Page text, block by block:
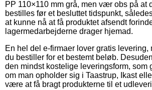
PP 110×110 mm grå, men vær obs på at
bestilles før et besluttet tidspunkt,
at kunne nå at få produktet afsendt
lagermedarbejderne drager hjemad.
En hel del e-firmaer lover gratis levering,
du bestiller for et bestemt beløb.
den mindst kostelige leveringsform, som
om man opholder sig i Taastrup, Ikast
være at få bragt produkterne til et